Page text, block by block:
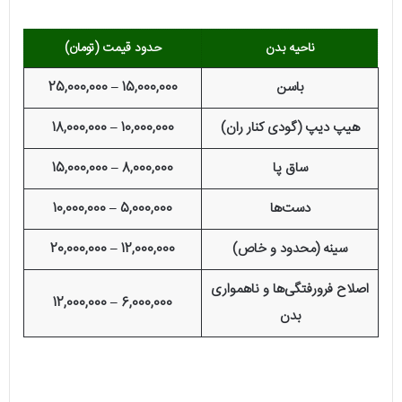
ناحیه بدن حدود قیمت (تومان)
باسن
15,000,000 – 25,000,000
هیپ دیپ (گودی کنار ران)
10,000,000 – 18,000,000
ساق پا
8,000,000 – 15,000,000
دست‌ها
5,000,000 – 10,000,000
سینه (محدود و خاص)
12,000,000 – 20,000,000
اصلاح فرورفتگی‌ها و ناهمواری
بدن
6,000,000 – 12,000,000